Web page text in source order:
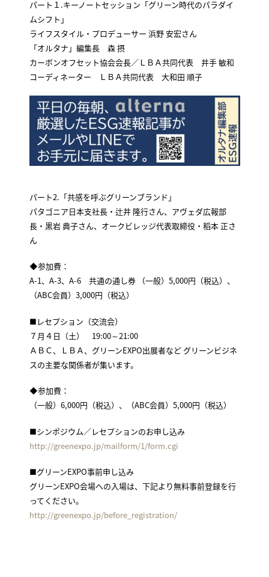
パート１.キーノートセッション「グリーン時代のパラダイ
ムシフト」
ライフスタイル・プロデューサー 浜野 安宏さん
「オルタナ」編集長 森 摂
カーボンオフセット協会会長／ＬＢＡ共同代表 井手 敏和
コーディネーター ＬＢＡ共同代表 大和田 順子
パート2.「共感を呼ぶグリーンブランド」
パタゴニア日本支社長・辻井 隆行さん、アヴェダ広報部
長・黒岩 典子さん、オークビレッジ代表取締役・稻本 正さ
ん
◆参加費：
A-1、A-3、A-6 共通の通し券 （一般）5,000円（税込）、
（ABC会員）3,000円（税込）
■レセプション（交流会）
７月４日（土） 19:00～21:00
ＡＢＣ、ＬＢＡ、グリーンEXPO出展者など グリーンビジネ
スの主要な関係者が集います。
◆参加費：
（一般）6,000円（税込）、（ABC会員）5,000円（税込）
■シンポジウム／レセプションのお申し込み
http://greenexpo.jp/mailform/1/form.cgi
■グリーンEXPO事前申し込み
グリーンEXPO会場への入場は、下記より無料事前登録を行
ってください。
http://greenexpo.jp/before_registration/